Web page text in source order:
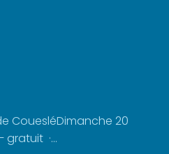
CouesléDimanche 20
gratuit ·...